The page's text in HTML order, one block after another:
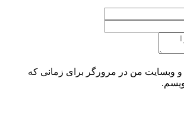
و وبسایت من در مرورگر برای زمانی که